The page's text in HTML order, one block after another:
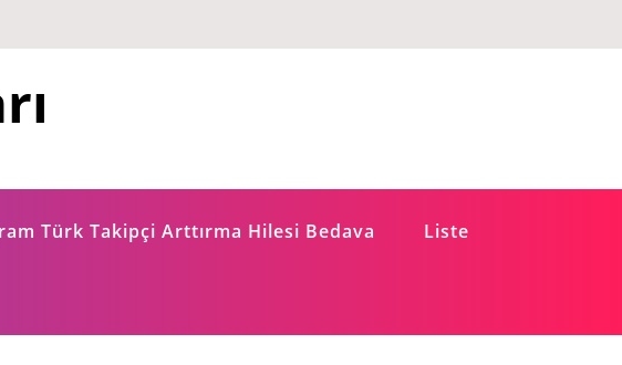
Türk Takipçi Arttırma Hilesi Bedava Liste